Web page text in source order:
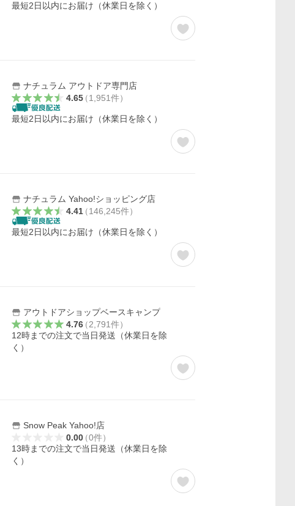
最短2日以内にお届け（休業日を除く）
ナチュラム アウトドア専門店
4.65（1,951件）
最短2日以内にお届け（休業日を除く）
ナチュラム Yahoo!ショッピング店
4.41（146,245件）
最短2日以内にお届け（休業日を除く）
アウトドアショップベースキャンプ
4.76（2,791件）
12時までの注文で当日発送（休業日を除
く）
Snow Peak Yahoo!店
0.00（0件）
13時までの注文で当日発送（休業日を除
く）